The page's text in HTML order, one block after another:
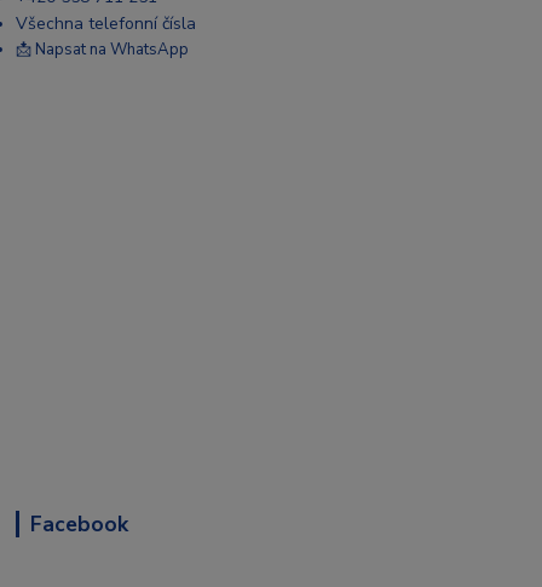
Všechna telefonní čísla
📩 Napsat na WhatsApp
Facebook